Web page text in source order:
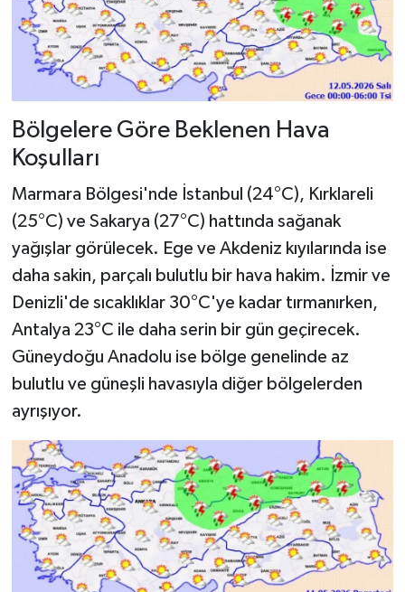
Bölgelere Göre Beklenen Hava
Koşulları
Marmara Bölgesi'nde İstanbul (24°C), Kırklareli
(25°C) ve Sakarya (27°C) hattında sağanak
yağışlar görülecek. Ege ve Akdeniz kıyılarında ise
daha sakin, parçalı bulutlu bir hava hakim. İzmir ve
Denizli'de sıcaklıklar 30°C'ye kadar tırmanırken,
Antalya 23°C ile daha serin bir gün geçirecek.
Güneydoğu Anadolu ise bölge genelinde az
bulutlu ve güneşli havasıyla diğer bölgelerden
ayrışıyor.